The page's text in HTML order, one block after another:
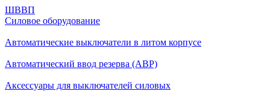
ШВВП
Силовое оборудование
Автоматические выключатели в литом корпусе
Автоматический ввод резерва (АВР)
Аксессуары для выключателей силовых